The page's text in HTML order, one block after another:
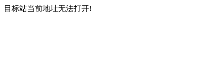
目标站当前地址无法打开!